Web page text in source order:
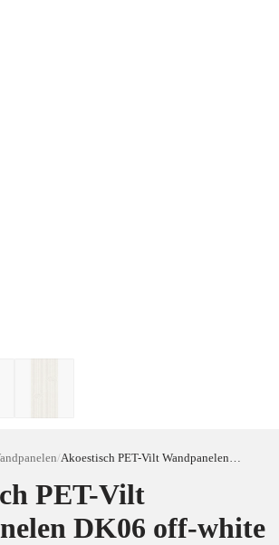
/ Akoestisch PET-Vilt Wandpanelen DK06 off-white
PET-Vilt
DK06 off-white